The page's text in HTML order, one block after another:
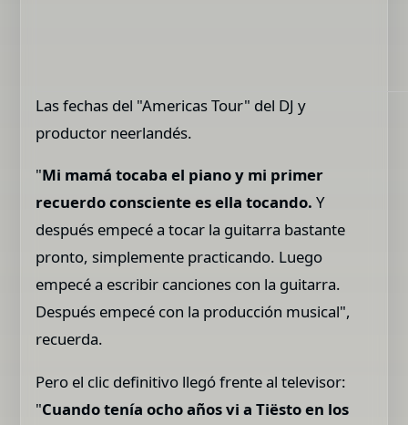
Las fechas del "Americas Tour" del DJ y
productor neerlandés.
"Mi mamá tocaba el piano y mi primer
recuerdo consciente es ella tocando.Y
después empecé a tocar la guitarra bastante
pronto, simplemente practicando. Luego
empecé a escribir canciones con la guitarra.
Después empecé con la producción musical",
recuerda.
Pero el clic definitivo llegó frente al televisor:
"Cuando tenía ocho años vi a Tiësto en los